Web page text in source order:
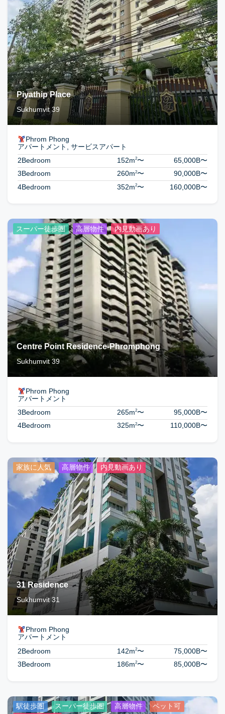
Piyathip Place
Sukhumvit 39
Phrom Phong
アパートメント, サービスアパート
2Bedroom
152m2〜 65,000B〜
3Bedroom
260m2〜 90,000B〜
4Bedroom
352m2〜 160,000B〜
スーパー徒歩圏 高層物件 内見動画あり
Centre Point Residence-Phromphong
Sukhumvit 39
Phrom Phong
アパートメント
3Bedroom
265m2〜 95,000B〜
4Bedroom
325m2〜 110,000B〜
家族に人気 高層物件 内見動画あり
31 Residence
Sukhumvit 31
Phrom Phong
アパートメント
2Bedroom
142m2〜 75,000B〜
3Bedroom
186m2〜 85,000B〜
駅徒歩圏 スーパー徒歩圏 高層物件
ペット可